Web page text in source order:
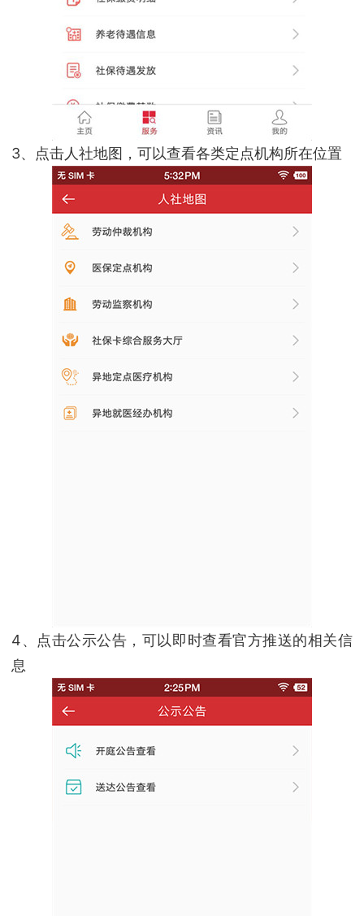
3、点击人社地图，可以查看各类定点机构所在位置
4、点击公示公告，可以即时查看官方推送的相关信
息